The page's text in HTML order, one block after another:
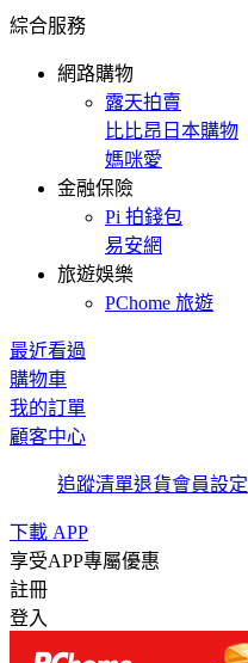
綜合服務
網路購物
露天拍賣
比比昂日本購物
媽咪愛
金融保險
Pi 拍錢包
易安網
旅遊娛樂
PChome 旅遊
最近看過
購物車
我的訂單
顧客中心
追蹤清單退貨會員設定
下載 APP
享受APP專屬優惠
註冊
登入